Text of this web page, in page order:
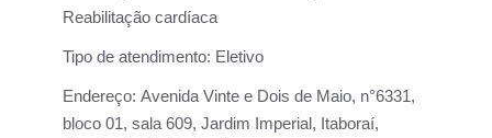
Reabilitação cardíaca
Tipo de atendimento: Eletivo
Endereço: Avenida Vinte e Dois de Maio, n°6331,
bloco 01, sala 609, Jardim Imperial, Itaboraí,